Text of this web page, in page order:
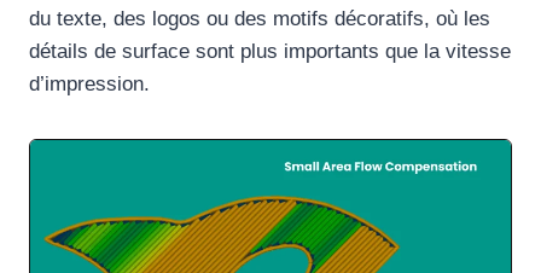
du texte, des logos ou des motifs décoratifs, où les
détails de surface sont plus importants que la vitesse
d’impression.